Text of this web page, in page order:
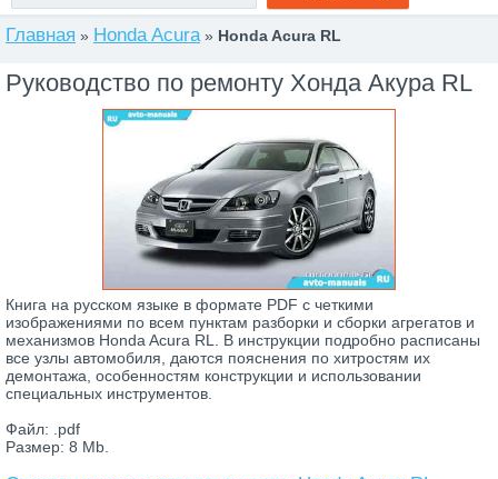
Главная » Honda Acura » Honda Acura RL
Руководство по ремонту Хонда Акура RL
Книга на русском языке в формате PDF с четкими
изображениями по всем пунктам разборки и сборки агрегатов и
механизмов Honda Acura RL. В инструкции подробно расписаны
все узлы автомобиля, даются пояснения по хитростям их
демонтажа, особенностям конструкции и использовании
специальных инструментов.
Файл: .pdf
Размер: 8 Mb.